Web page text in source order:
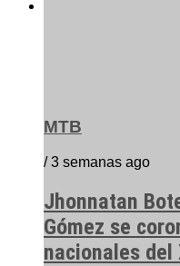
MTB
/ 3 semanas ago
Jhonnatan
Gómez se
nacionales del